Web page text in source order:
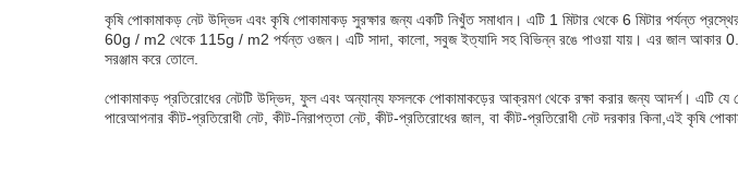
কৃষি পোকামাকড় নেট উদ্ভিদ এবং কৃষি পোকামাকড় সুরক্ষার জন্য একটি নিখুঁত সমাধান। এটি 1 মিটার থেকে 6 মিটার পর্যন্ত
60g / m2 থেকে 115g / m2 পর্যন্ত ওজন। এটি সাদা, কালো, সবুজ ইত্যাদি সহ বিভিন্ন রঙে পাওয়া যায়। এর জাল আকার 0.5
সরঞ্জাম করে তোলে.
পোকামাকড় প্রতিরোধের নেটটি উদ্ভিদ, ফুল এবং অন্যান্য ফসলকে পোকামাকড়ের আক্রমণ থেকে রক্ষা করার জন্য আদর্শ। এটি যে
পারেআপনার কীট-প্রতিরোধী নেট, কীট-নিরাপত্তা নেট, কীট-প্রতিরোধের জাল, বা কীট-প্রতিরোধী নেট দরকার কিনা,এই কৃষি